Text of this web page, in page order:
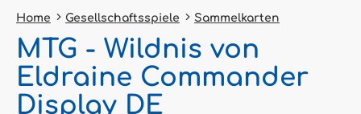
Home Gesellschaftsspiele Sammelkarten
MTG - Wildnis von
Eldraine Commander
Display DE